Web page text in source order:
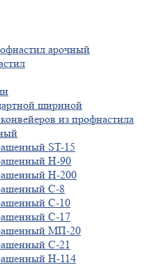
арочный
шириной
из профнастила
ST-15
Н-90
Н-200
С-8
С-10
С-17
МП-20
С-21
Н-114